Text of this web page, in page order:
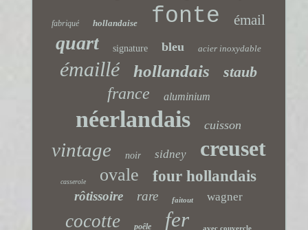
fabriqué hollandaise fonte émail
quart signature bleu acier inoxydable
émaillé hollandais staub
france aluminium
néerlandais cuisson
vintage noir sidney creuset
casserole ovale four hollandais
rôtissoire rare faitout wagner
cocotte poêle fer avec couvercle